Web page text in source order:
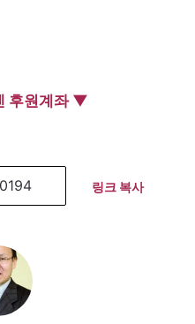
후원계좌 ▼
링크 복사